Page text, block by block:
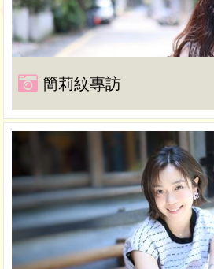
簡莉紋專訪